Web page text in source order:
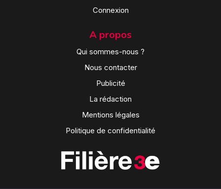
Connexion
A propos
Qui sommes-nous ?
Nous contacter
Publicité
La rédaction
Mentions légales
Politique de confidentialité